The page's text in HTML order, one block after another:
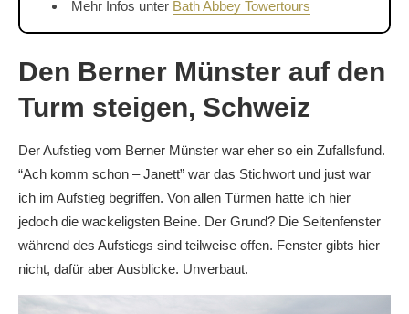
Mehr Infos unter Bath Abbey Towertours
Den Berner Münster auf den
Turm steigen, Schweiz
Der Aufstieg vom Berner Münster war eher so ein Zufallsfund.
“Ach komm schon – Janett” war das Stichwort und just war
ich im Aufstieg begriffen. Von allen Türmen hatte ich hier
jedoch die wackeligsten Beine. Der Grund? Die Seitenfenster
während des Aufstiegs sind teilweise offen. Fenster gibts hier
nicht, dafür aber Ausblicke. Unverbaut.